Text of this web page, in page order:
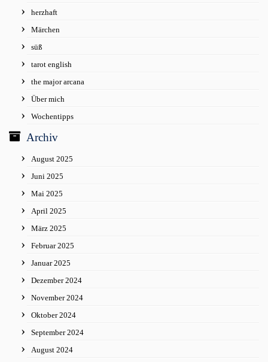
herzhaft
Märchen
süß
tarot english
the major arcana
Über mich
Wochentipps
Archiv
August 2025
Juni 2025
Mai 2025
April 2025
März 2025
Februar 2025
Januar 2025
Dezember 2024
November 2024
Oktober 2024
September 2024
August 2024